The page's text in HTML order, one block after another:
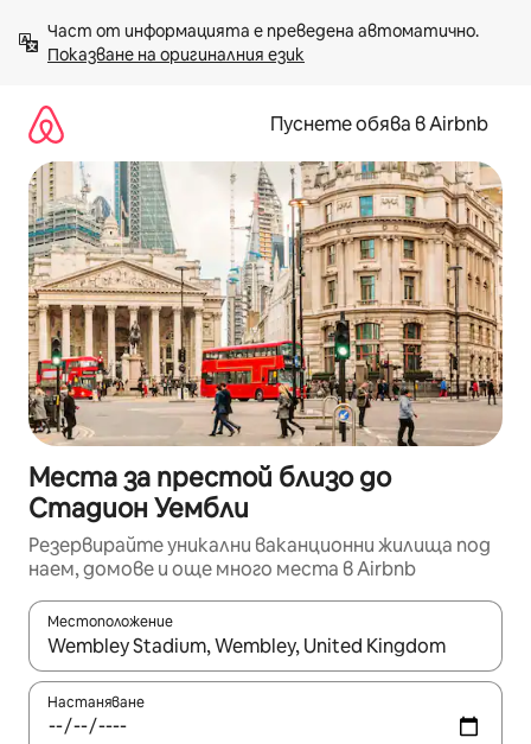
към
съдържанието
Показване на оригиналния език
Пуснете обява в Airbnb
Места за престой близо до
Стадион Уембли
Резервирайте уникални ваканционни жилища под
наем, домове и още много места в Airbnb
Местоположение
Когато резултатите се покажат, използвайте
Настаняване